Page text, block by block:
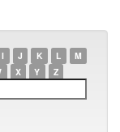
I J K L
M
X Y Z